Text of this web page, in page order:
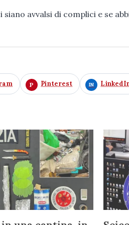
avvalsi di complici e se
Pinterest